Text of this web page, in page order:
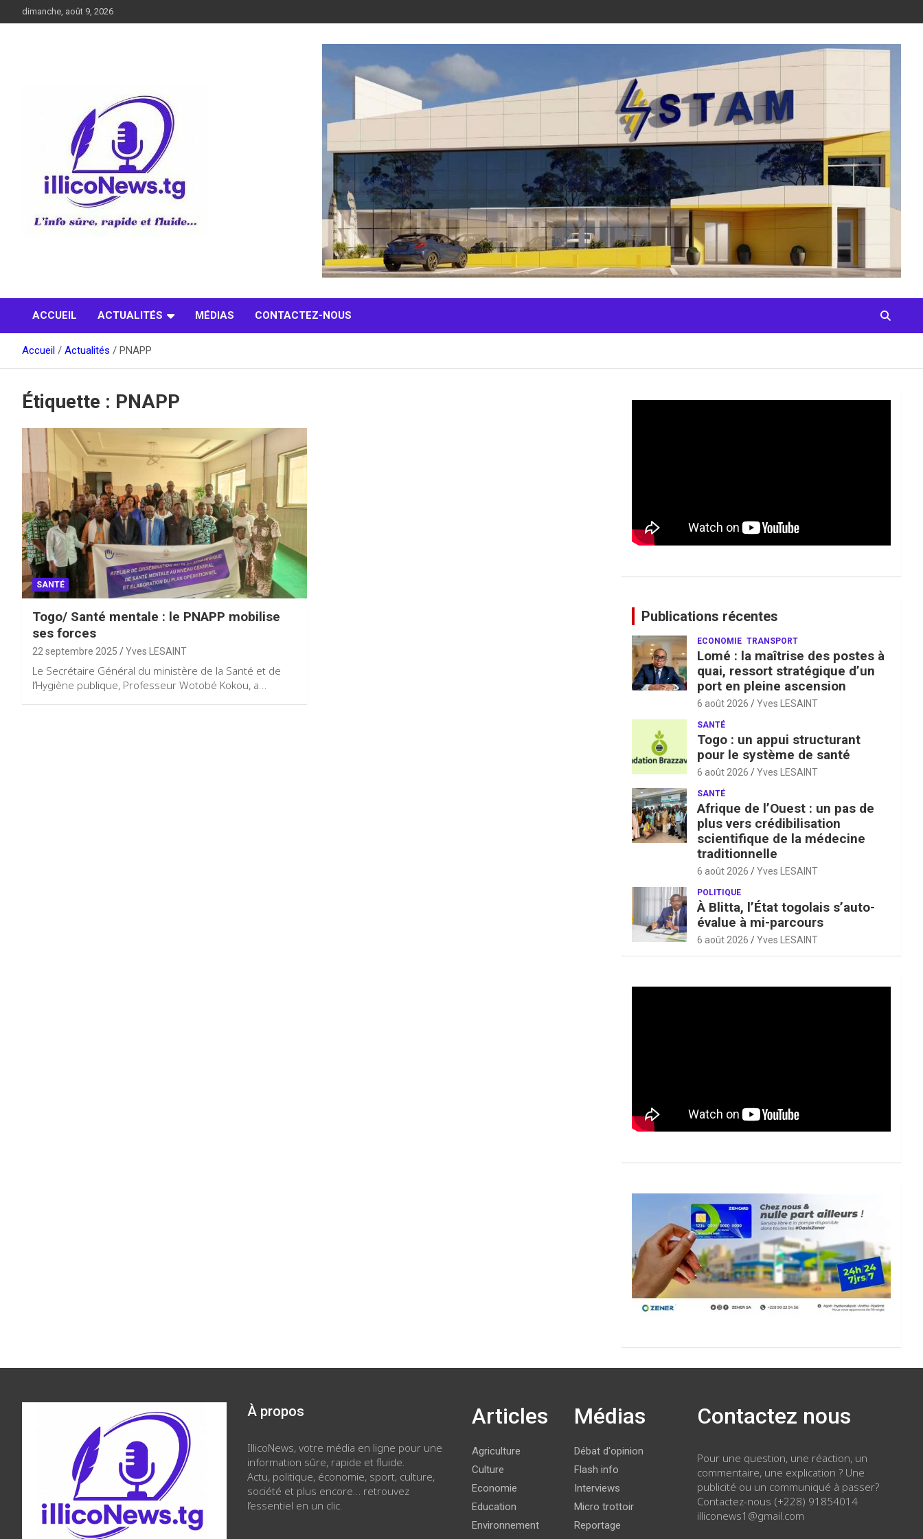
au
dimanche, août 9, 2026
ACCUEIL ACTUALITÉS MÉDIAS CONTACTEZ-NOUS
Accueil Actualités PNAPP
Étiquette : PNAPP
SANTÉ
Togo/ Santé mentale : le PNAPP mobilise
ses forces
22 septembre 2025 Yves LESAINT
Le Secrétaire Général du ministère de la Santé et de
l’Hygiène publique, Professeur Wotobé Kokou, a…
Publications récentes
ECONOMIE TRANSPORT
Lomé : la maîtrise des postes à
quai, ressort stratégique d’un
port en pleine ascension
6 août 2026 Yves LESAINT
SANTÉ
Togo : un appui structurant
pour le système de santé
6 août 2026 Yves LESAINT
SANTÉ
Afrique de l’Ouest : un pas de
plus vers crédibilisation
scientifique de la médecine
traditionnelle
6 août 2026 Yves LESAINT
POLITIQUE
À Blitta, l’État togolais s’auto-
évalue à mi-parcours
6 août 2026 Yves LESAINT
À propos
IllicoNews, votre média en ligne pour une
information sûre, rapide et fluide.
Actu, politique, économie, sport, culture,
société et plus encore… retrouvez
l’essentiel en un clic.
Articles
Agriculture
Culture
Economie
Education
Environnement
Médias
Débat d'opinion
Flash info
Interviews
Micro trottoir
Reportage
Contactez nous
Pour une question, une réaction, un
commentaire, une explication ? Une
publicité ou un communiqué à passer?
Contactez-nous (+228) 91854014
illiconews1@gmail.com